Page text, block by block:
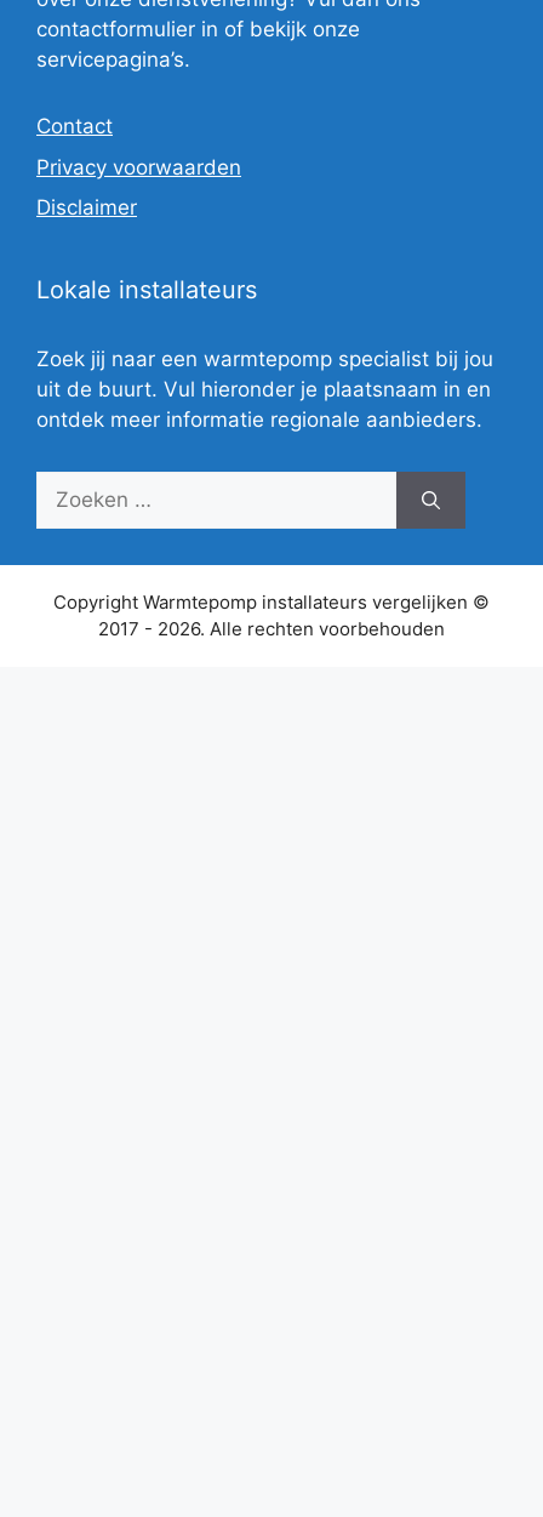
contactformulier in of bekijk onze
servicepagina’s.
Contact
Privacy voorwaarden
Disclaimer
Lokale installateurs
Zoek jij naar een warmtepomp specialist bij jou
uit de buurt. Vul hieronder je plaatsnaam in en
ontdek meer informatie regionale aanbieders.
Zoek
Copyright Warmtepomp installateurs vergelijken ©
2017 - 2026. Alle rechten voorbehouden